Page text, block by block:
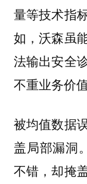
量等技术指
如，沃森虽
法输出安全
不重业务价
被均值数据
盖局部漏洞
不错，却掩